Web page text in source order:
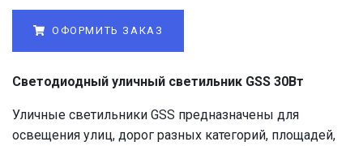
ОФОРМИТЬ ЗАКАЗ
Светодиодный уличный светильник GSS 30Вт
Уличные светильники GSS предназначены для
освещения улиц, дорог разных категорий, площадей,